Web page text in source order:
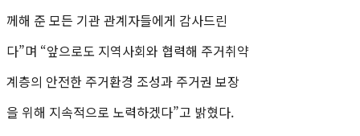
께해 준 모든 기관 관계자들에게 감사드린
다”며 “앞으로도 지역사회와 협력해 주거취약
계층의 안전한 주거환경 조성과 주거권 보장
을 위해 지속적으로 노력하겠다”고 밝혔다.